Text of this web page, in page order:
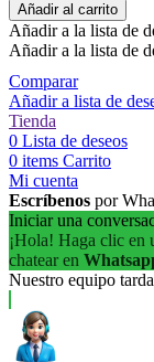
Añadir al carrito
Añadir a la lista de
Añadir a la lista de
Comparar
Añadir a lista de
Tienda
0 Lista de deseos
0 items Carrito
Mi cuenta
Escríbenos por
Iniciar una
¡Hola! Haga clic en
chatear en
Nuestro equipo